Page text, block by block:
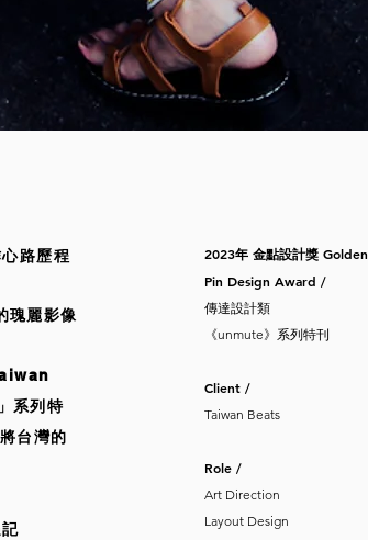
路歷程
瑰麗影像
系列特
台灣的
2023年 金點設計獎 Golden
Pin Design Award /
傳達設計類
《unmute》系列特刊
Client /
Taiwan Beats
Role /
Art Direction
Layout Design